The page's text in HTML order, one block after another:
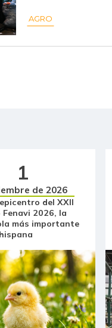
$ 6.333,00
$ 32.097,00
$ 34.075,00
$ 1.361,00
$ 5.033,00
AGRO
1
de 2026
del XXII
Fenavi 2026, la
más importante